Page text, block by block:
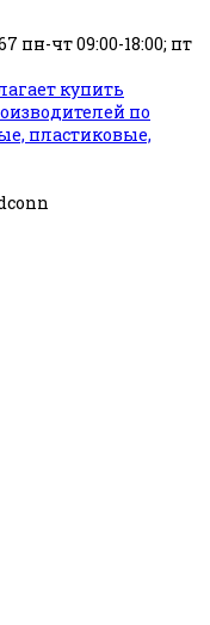
пн-чт 09:00-18:00; пт